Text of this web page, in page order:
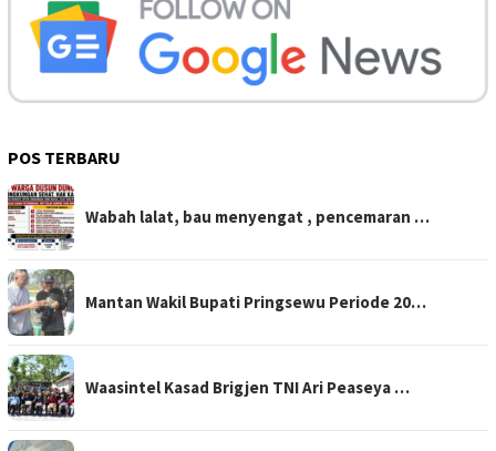
POS TERBARU
Wabah lalat, bau menyengat , pencemaran …
Mantan Wakil Bupati Pringsewu Periode 20…
Waasintel Kasad Brigjen TNI Ari Peaseya …